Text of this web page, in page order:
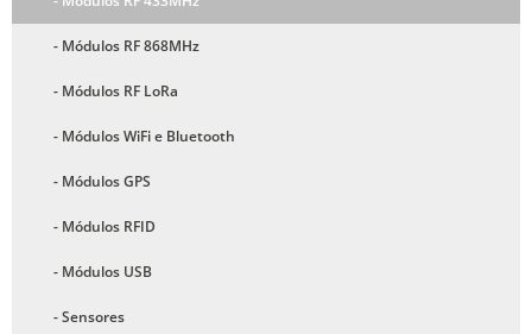
- Módulos RF 868MHz
- Módulos RF LoRa
- Módulos WiFi e Bluetooth
- Módulos GPS
- Módulos RFID
- Módulos USB
- Sensores